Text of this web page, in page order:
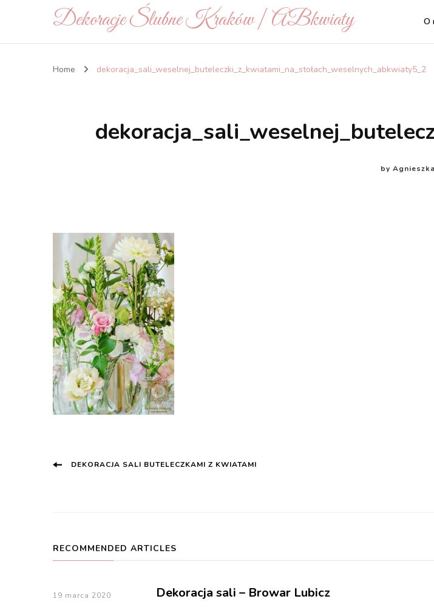
Dekoracje Ślubne Kraków | ABkwiaty O
Home dekoracja_sali_weselnej_buteleczki_z_kwiatami_na_stołach_weselnych_abkwiaty5_2
by Agnieszka
Post
DEKORACJA SALI BUTELECZKAMI Z KWIATAMI
RECOMMENDED ARTICLES
19 marca 2020 Dekoracja sali – Browar Lubicz